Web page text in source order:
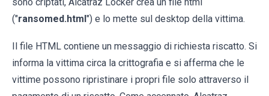
("ransomed.html") e lo mette sul desktop della vittima.
Il file HTML contiene un messaggio di richiesta riscatto. Si
informa la vittima circa la crittografia e si afferma che le
vittime possono ripristinare i propri file solo attraverso il